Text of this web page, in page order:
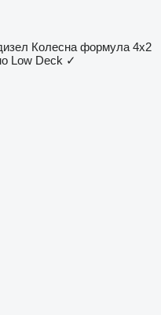
Колесна формула 4x2
Low Deck ✓